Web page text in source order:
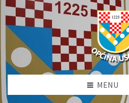
MENU